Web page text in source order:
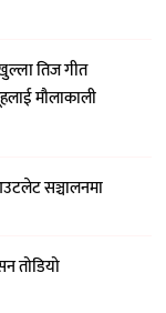
तिज गीत
मौलाकाली
सञ्चालनमा
तोडियो